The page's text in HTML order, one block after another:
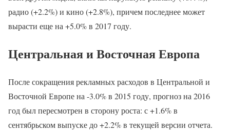
радио (+2.2%) и кино (+2.8%), причем последнее может
вырасти еще на +5.0% в 2017 году.
Центральная и Восточная Европа
После сокращения рекламных расходов в Центральной и
Восточной Европе на -3.0% в 2015 году, прогноз на 2016
год был пересмотрен в сторону роста: с +1.6% в
сентябрьском выпуске до +2.2% в текущей версии отчета.